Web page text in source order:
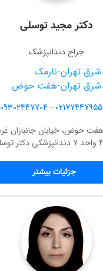
دکتر مجید توسلی
جراح دندانپزشک
شرق تهران-نارمک
شرق تهران-هفت حوض
02177447955
-
09302447704
جزئیات بیشتر